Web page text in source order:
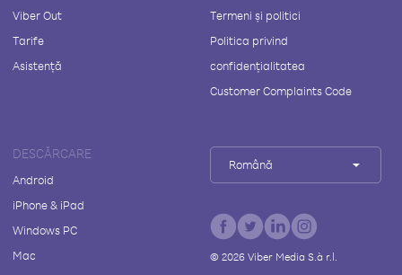
Viber Out
Tarife
Asistență
Termeni și politici
Politica privind
confidențialitatea
Customer Complaints Code
DESCĂRCARE
Android
iPhone & iPad
Windows PC
Mac
Română
© 2026Viber Media S.à r.l.